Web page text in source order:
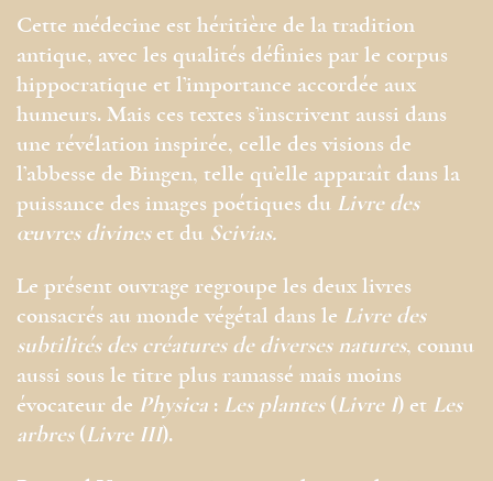
Cette médecine est héritière de la tradition
antique, avec les qualités définies par le corpus
hippocratique et l’importance accordée aux
humeurs. Mais ces textes s’inscrivent aussi dans
une révélation inspirée, celle des visions de
l’abbesse de Bingen, telle qu’elle apparaît dans la
puissance des images poétiques du Livre des
œuvres divineset du Scivias.
Le présent ouvrage regroupe les deux livres
consacrés au monde végétal dans le Livre des
subtilités des créatures de diverses natures, connu
aussi sous le titre plus ramassé mais moins
évocateur de Physica : Les plantes(Livre I) et Les
arbres(Livre III).